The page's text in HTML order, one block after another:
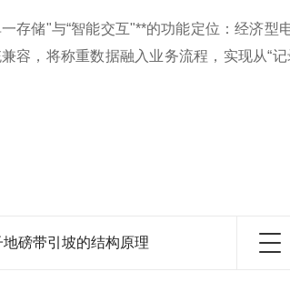
存储"与“智能交互"**的功能定位：经济
容，将称重数据融入业务流程，实现从“
磅带引坡的结构原理